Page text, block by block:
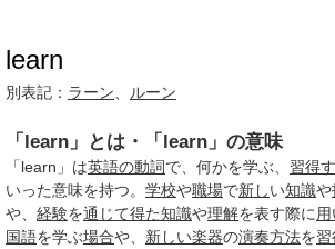
learn
別表記： ラーン ルーン
「learn」とは・「learn」の意味
「learn」は英語の動詞で、何かを学ぶ、 習得
いった意味を持つ。 学校や職場で新しい知識や
や、 経験を通じて得た知識や理解を表す際に
国語を学ぶ場合や、 新しい楽器の演奏方法を習